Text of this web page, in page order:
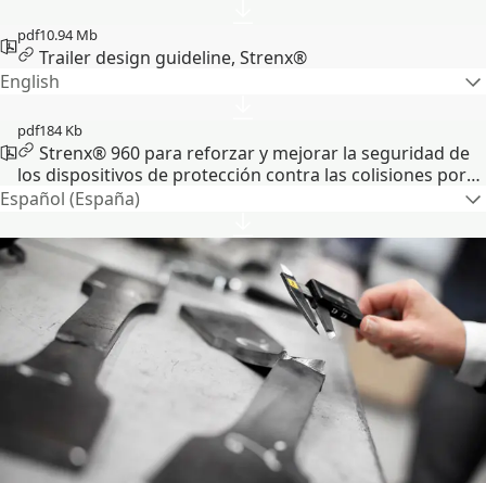
pdf10.94 Mb
Trailer design guideline, Strenx®
English
pdf184 Kb
Strenx® 960 para reforzar y mejorar la seguridad de
los dispositivos de protección contra las colisiones por
alcanceEspañol (España)